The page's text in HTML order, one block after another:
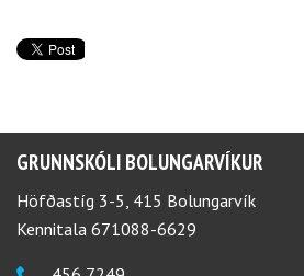
GRUNNSKÓLI BOLUNGARVÍKUR
Höfðastíg 3-5, 415 Bolungarvík
Kennitala 671088-6629